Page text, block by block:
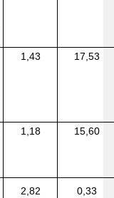
1,43 17,53
1,18 15,60
2,82 0,33